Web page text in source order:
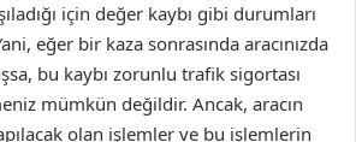
için değer kaybı gibi durumları
eğer bir kaza sonrasında aracınızda
bu kaybı zorunlu trafik sigortası
mümkün değildir. Ancak, aracın
olan işlemler ve bu işlemlerin